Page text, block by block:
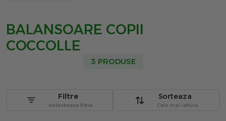
BALANSOARE COPII
COCCOLLE
3 PRODUSE
Sorteaza
Cele mai ieftine
Filtre
Selecteaza filtre